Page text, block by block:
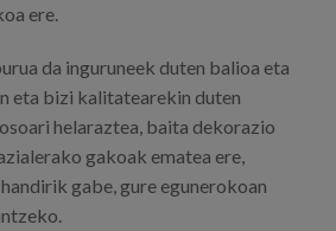
ere.
da inguruneek duten balioa eta
eta bizi kalitatearekin duten
helaraztea, baita dekorazio
gakoak ematea ere,
gabe, gure egunerokoan